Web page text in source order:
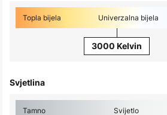
Topla bijela Univerzalna bijela
3000 Kelvin
Svjetlina
Tamno Svijetlo